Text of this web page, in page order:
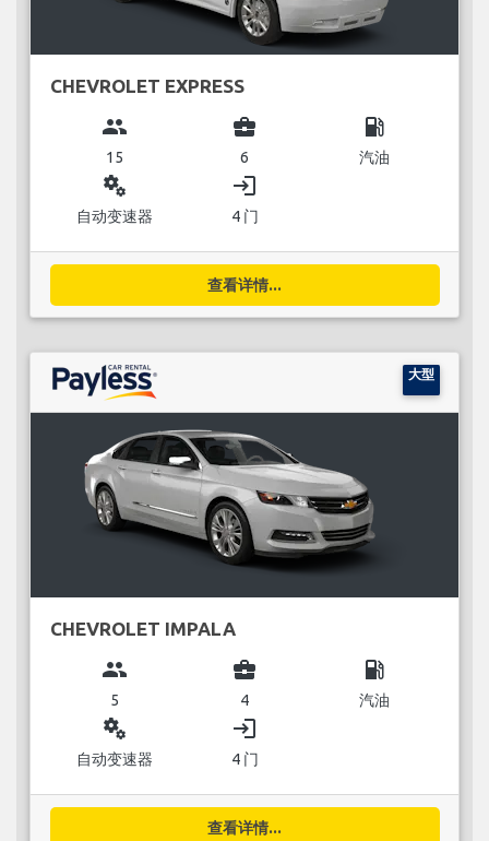
CHEVROLET EXPRESS
group
15
business_center
6
local_gas_station
汽油
miscellaneous_services
自动变速器
login
4 门
查看详情...
大型
CHEVROLET IMPALA
group
5
business_center
4
local_gas_station
汽油
miscellaneous_services
自动变速器
login
4 门
查看详情...